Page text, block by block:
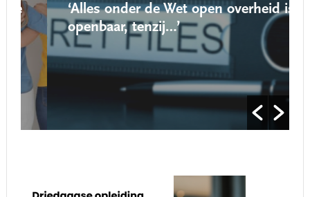
‘Alles onder de Wet open overheid is
openbaar, tenzij…’